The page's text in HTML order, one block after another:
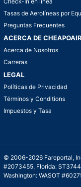
Tasas de Aerolíneas por
Preguntas Frecuentes
ACERCA DE CHEAPOAIR
Acerca de Nosotros
Carreras
LEGAL
Políticas de Privacidad
Términos y Conditions
Impuestos y Tasa
© 2006-2026 Fareportal,
#2073455, Florida:
Washington: WASOT